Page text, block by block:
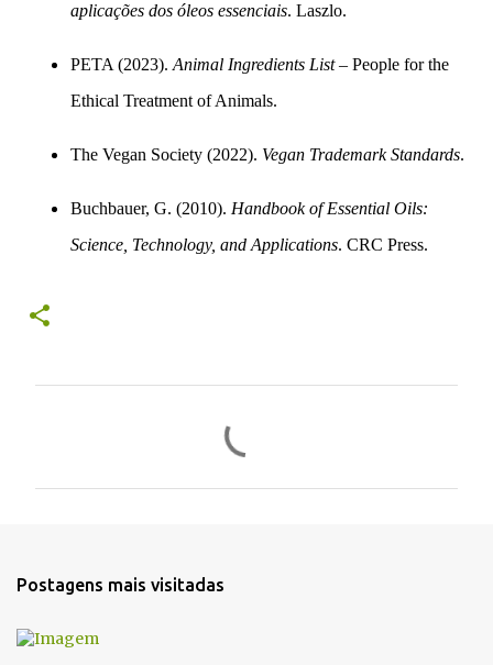
aplicações dos óleos essenciais. Laszlo.
PETA (2023). Animal Ingredients List– People for the
Ethical Treatment of Animals.
The Vegan Society (2022). Vegan Trademark Standards.
Buchbauer, G. (2010). Handbook of Essential Oils:
Science, Technology, and Applications. CRC Press.
r
Postagens mais visitadas